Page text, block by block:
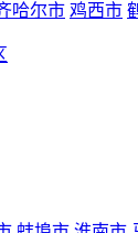
哈尔市 鸡西市